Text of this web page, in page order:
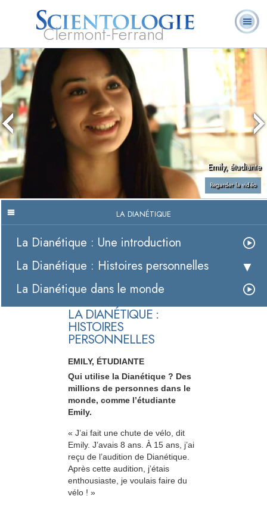
Clermont-Ferrand
L. Ron Hubbard
Qu’est-ce que la
Scientologie ?
Foire aux
questions
Livres
Emily, étudiante
Regarder la vidéo
LA DIANÉTIQUE
La Dianétique : Une introduction
La Dianétique : Histoires personnelles
La Dianétique dans le monde
LA DIANÉTIQUE :
HISTOIRES
PERSONNELLES
EMILY, ÉTUDIANTE
Qui utilise la Dianétique ? Des
millions de personnes dans le
monde, comme l’étudiante
Emily.
« J’ai fait une chute de vélo, dit
Emily. J’avais 8 ans. À 15 ans, j’ai
reçu de l’audition de Dianétique.
Après cette audition, j’étais
enthousiaste, je voulais faire du
vélo ! »